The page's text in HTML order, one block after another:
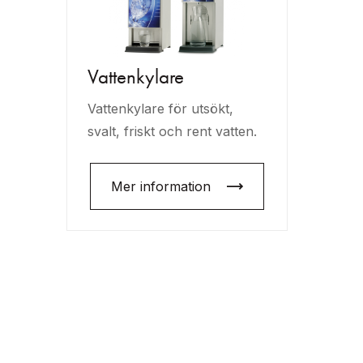
Vattenkylare
Vattenkylare för utsökt,
svalt, friskt och rent vatten.
Mer information